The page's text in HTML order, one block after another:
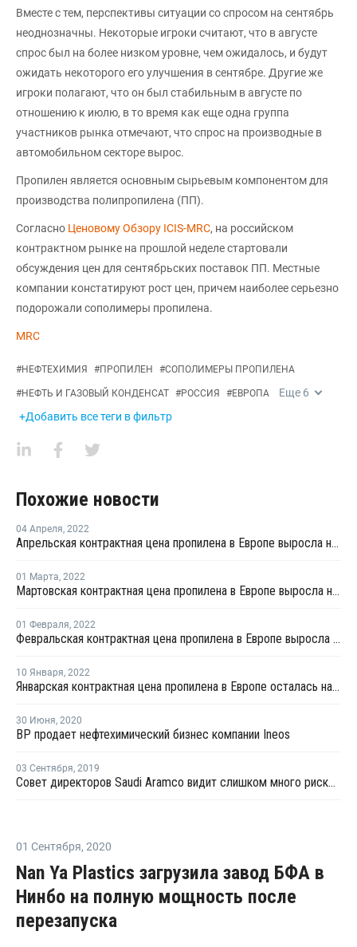
Вместе с тем, перспективы ситуации со спросом на сентябрь
неоднозначны. Некоторые игроки считают, что в августе
спрос был на более низком уровне, чем ожидалось, и будут
ожидать некоторого его улучшения в сентябре. Другие же
игроки полагают, что он был стабильным в августе по
отношению к июлю, в то время как еще одна группа
участников рынка отмечают, что спрос на производные в
автомобильном секторе вырос.
Пропилен является основным сырьевым компонентом для
производства полипропилена (ПП).
Согласно Ценовому Обзору ICIS-MRC, на российском
контрактном рынке на прошлой неделе стартовали
обсуждения цен для сентябрьских поставок ПП. Местные
компании констатируют рост цен, причем наиболее серьезно
подорожали сополимеры пропилена.
MRC
#НЕФТЕХИМИЯ #ПРОПИЛЕН #СОПОЛИМЕРЫ ПРОПИЛЕНА
#НЕФТЬ И ГАЗОВЫЙ КОНДЕНСАТ #РОССИЯ #ЕВРОПА Еще 6
+Добавить все теги в фильтр
Похожие новости
04 Апреля, 2022
Апрельская контрактная цена пропилена в Европе выросла на EUR225 за тонну
01 Марта, 2022
Мартовская контрактная цена пропилена в Европе выросла на EUR95 за тонну
01 Февраля, 2022
Февральская контрактная цена пропилена в Европе выросла на EUR67 за тонну
10 Января, 2022
Январская контрактная цена пропилена в Европе осталась на уровне декабря
30 Июня, 2020
BP продает нефтехимический бизнес компании Ineos
03 Сентября, 2019
Совет директоров Saudi Aramco видит слишком много рисков для IPO в Нью-Йорке
01 Сентября, 2020
Nan Ya Plastics загрузила завод БФА в
Нинбо на полную мощность после
перезапуска